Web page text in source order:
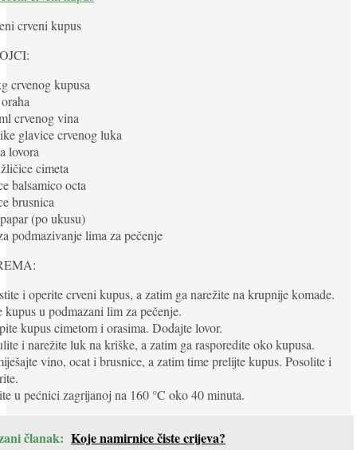
crveni kupus
crvenog kupusa
crvenog vina
glavice crvenog luka
lovora
cimeta
balsamico octa
brusnica
(po ukusu)
podmazivanje lima za pečenje
i operite crveni kupus, a zatim ga narežite na krupnije komade.
kupus u podmazani lim za pečenje.
kupus cimetom i orasima. Dodajte lovor.
i narežite luk na kriške, a zatim ga rasporedite oko kupusa.
vino, ocat i brusnice, a zatim time prelijte kupus. Posolite i
u pećnici zagrijanoj na 160 °C oko 40 minuta.
članak: Koje namirnice čiste crijeva?